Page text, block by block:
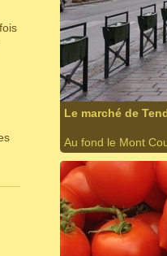
Le marché de
Au fond le Mont